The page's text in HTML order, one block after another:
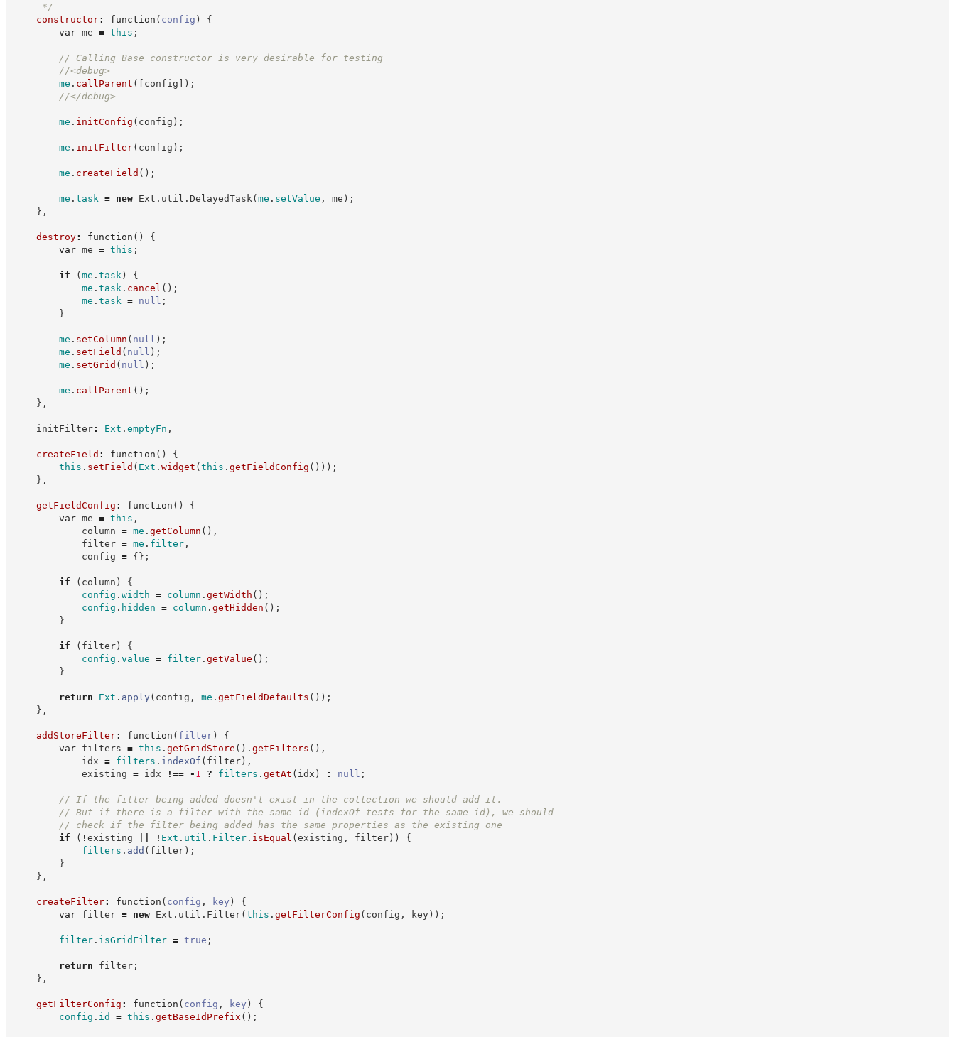
*/
constructor: function ( config )
{
var me = this ;
// Calling Base constructor is very desirable for testing
//<debug>
me . callParent ( [ config ] ) ;
//</debug>
me . initConfig ( config ) ;
me . initFilter( config ) ;
me . createField ( ) ;
me . task = new Ext . util . DelayedTask (me . setValue , me ) ;
} ,
destroy: function ( )
{
var me = this ;
if (me . task )
{
me . task . cancel ( ) ;
me . task = null ;
}
me . setColumn ( null ) ;
me . setField ( null ) ;
me . setGrid ( null ) ;
me . callParent ( ) ;
} ,
initFilter: Ext . emptyFn ,
createField : function ( )
{
this . setField ( Ext . widget (this . getFieldConfig ( ) ) ) ;
} ,
getFieldConfig : function ( )
{
var me = this ,
column = me . getColumn ( ) ,
filter = me . filter,
config = {} ;
if ( column )
{
config . width = column . getWidth ( ) ;
config . hidden = column . getHidden ( ) ;
}
if ( filter)
{
config . value = filter. getValue ( ) ;
}
return Ext . apply ( config , me . getFieldDefaults ( ) ) ;
} ,
addStoreFilter: function ( filter)
{
var filters = this . getGridStore ( ) . getFilters ( ) ,
idx = filters . indexOf ( filter) ,
existing = idx !== - 1 ? filters . getAt ( idx ) : null ;
// If the filter being added doesn't exist in the collection we should add it.
// But if there is a filter with the same id (indexOf tests for the same id), we should
// check if the filter being added has the same properties as the existing one
if
( ! existing ! Ext . util . Filter. isEqual (existing , filter) )
{
filters . add ( filter) ;
}
} ,
createFilter: function ( config , key )
{
var filter = new Ext . util . Filter(this . getFilterConfig ( config , key) ) ;
filter. isGridFilter = true ;
return filter;
} ,
getFilterConfig : function ( config , key )
{
config . id = this . getBaseIdPrefix ( ) ;